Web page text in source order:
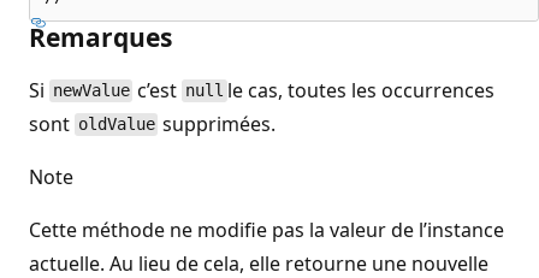
Remarques
Si newValue c’est null le cas, toutes les occurrences
sont oldValue supprimées.
Note
Cette méthode ne modifie pas la valeur de l’instance
actuelle. Au lieu de cela, elle retourne une nouvelle